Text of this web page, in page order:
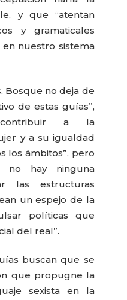
y que “atentan
y gramaticales
nuestro sistema
Bosque no deja de
de estas guías”,
a la
y a su igualdad
los ámbitos”, pero
no hay ninguna
las estructuras
un espejo de la
políticas que
del real”.
buscan que se
que propugne la
sexista en la